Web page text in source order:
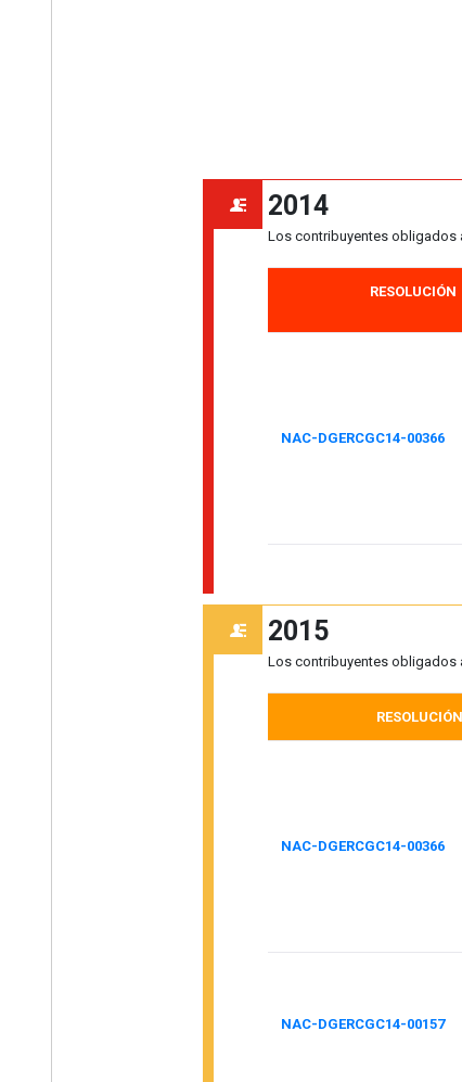
2014
Los contribuyentes obligados
RESOLUCIÓN
NAC-DGERCGC14-00366
2015
Los contribuyentes obligados
RESOLUCIÓN
NAC-DGERCGC14-00366
NAC-DGERCGC14-00157